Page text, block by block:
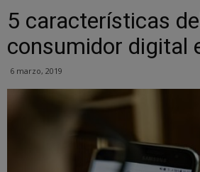
5 características
consumidor digital
6 marzo, 2019